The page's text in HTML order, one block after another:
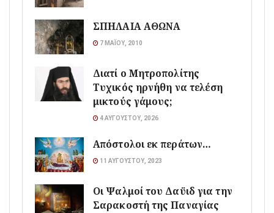
ΣΠΗΛΑΙΑ ΑΘΩΝΑ
7 ΜΑΪ́ΟΥ, 2010
Διατί ο Μητροπολίτης
Τυχικός ηρνήθη να τελέση
μικτούς γάμους;
4 ΑΥΓΟΎΣΤΟΥ, 2026
Απόστολοι εκ περάτων…
11 ΑΥΓΟΎΣΤΟΥ, 2023
Οι Ψαλμοί του Δαϋιδ για την
Σαρακοστή της Παναγίας